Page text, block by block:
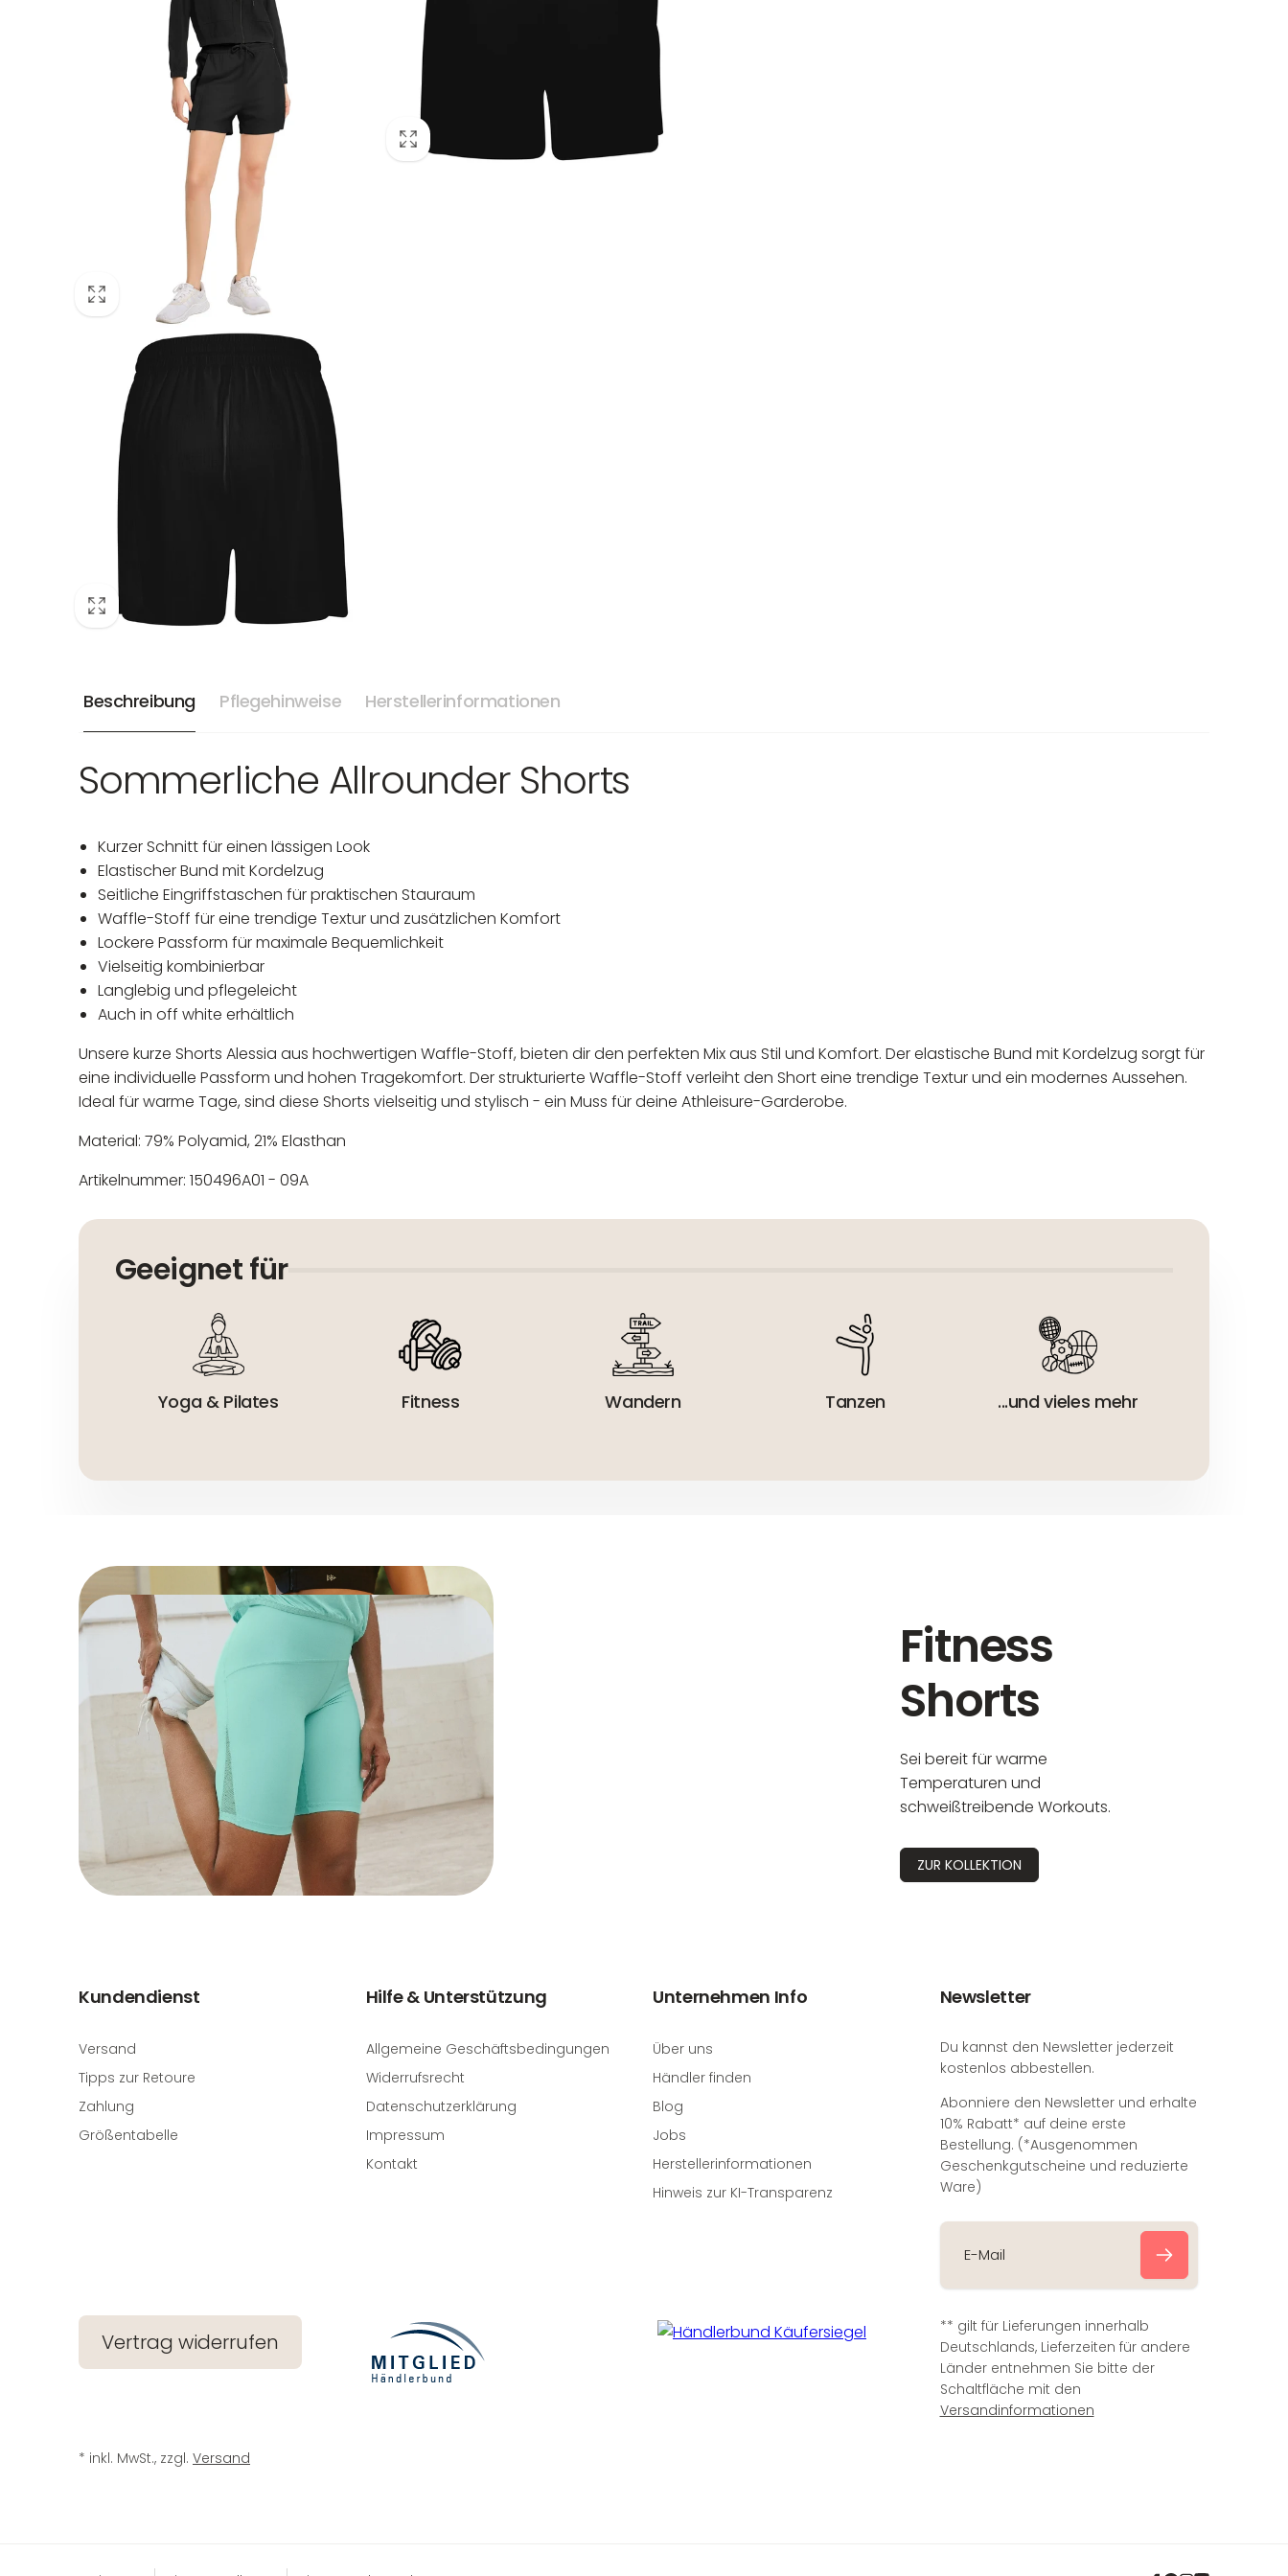
Beschreibung Pflegehinweise Herstellerinformationen
Sommerliche Allrounder Shorts
Kurzer Schnitt für einen lässigen Look
Elastischer Bund mit Kordelzug
Seitliche Eingriffstaschen für praktischen Stauraum
Waffle-Stoff für eine trendige Textur und zusätzlichen Komfort
Lockere Passform für maximale Bequemlichkeit
Vielseitig kombinierbar
Langlebig und pflegeleicht
Auch in off white erhältlich
Unsere kurze Shorts Alessia aus hochwertigen Waffle-Stoff, bieten dir den perfekten Mix aus Stil und Komfort. Der elastische Bund mit Kordelzug sorgt für
eine individuelle Passform und hohen Tragekomfort. Der strukturierte Waffle-Stoff verleiht den Short eine trendige Textur und ein modernes Aussehen.
Ideal für warme Tage, sind diese Shorts vielseitig und stylisch - ein Muss für deine Athleisure-Garderobe.
Material: 79% Polyamid, 21% Elasthan
Artikelnummer: 150496A01 - 09A
Maschinenwäsche bis 30°C
Nicht bügeln
Nicht trocknergeeignet
In der EU niedergelassener verantwortlicher Wirtschaftsakteur:
Geeignet für
Yoga & Pilates Fitness Wandern Tanzen ...und vieles mehr
Fitness
Shorts
Sei bereit für warme
Temperaturen und
schweißtreibende Workouts.
ZUR KOLLEKTION
Kundendienst
Versand
Tipps zur Retoure
Zahlung
Größentabelle
Hilfe & Unterstützung
Allgemeine Geschäftsbedingungen
Widerrufsrecht
Datenschutzerklärung
Impressum
Kontakt
Unternehmen Info
Über uns
Händler finden
Blog
Jobs
Herstellerinformationen
Hinweis zur KI-Transparenz
Newsletter
Du kannst den Newsletter jederzeit
kostenlos abbestellen.
Abonniere den Newsletter und erhalte
10% Rabatt* auf deine erste
Bestellung. (*Ausgenommen
Geschenkgutscheine und reduzierte
Ware)
E
M
a
i
l
Vertrag widerrufen
** gilt für Lieferungen innerhalb
Deutschlands, Lieferzeiten für andere
Länder entnehmen Sie bitte der
Schaltfläche mit den
Versandinformationen
* inkl. MwSt., zzgl. Versand